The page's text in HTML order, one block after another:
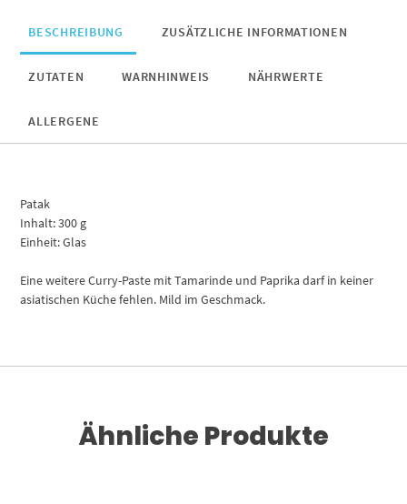
BESCHREIBUNG ZUSÄTZLICHE INFORMATIONEN
ZUTATEN WARNHINWEIS NÄHRWERTE
ALLERGENE
Patak
Inhalt: 300 g
Einheit: Glas
Eine weitere Curry-Paste mit Tamarinde und Paprika darf in keiner
asiatischen Küche fehlen. Mild im Geschmack.
Ähnliche Produkte